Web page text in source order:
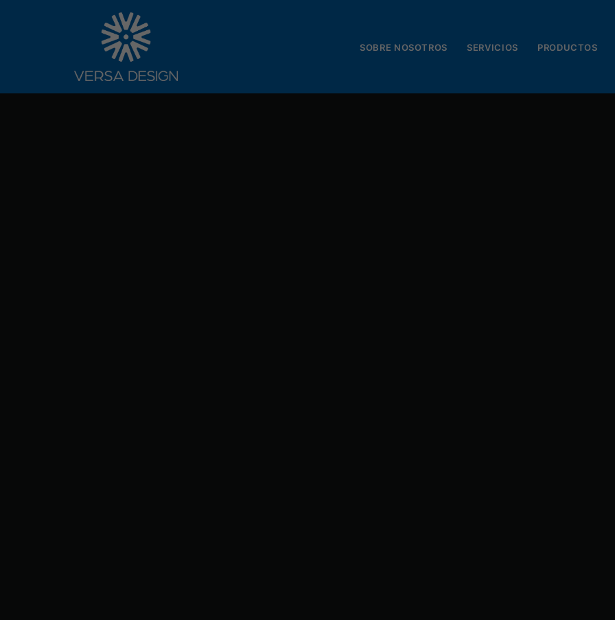
SOBRE NOSOTROS SERVICIOS PRODUCTOS